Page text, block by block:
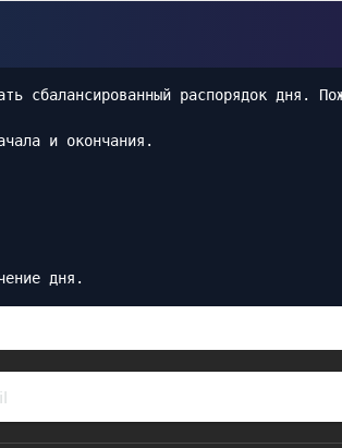
сбалансированный распорядок дня.
и окончания.
дня.